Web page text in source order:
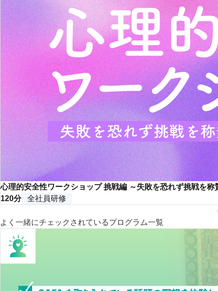
心理的安全性ワークショップ 挑戦編 ～失敗を恐れず挑戦を
120分
全社員研修
よく一緒にチェックされているプログラム一覧